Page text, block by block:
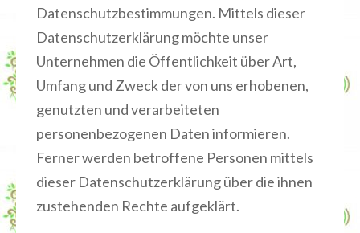
Datenschutzbestimmungen. Mittels dieser
Datenschutzerklärung möchte unser
Unternehmen die Öffentlichkeit über Art,
Umfang und Zweck der von uns erhobenen,
genutzten und verarbeiteten
personenbezogenen Daten informieren.
Ferner werden betroffene Personen mittels
dieser Datenschutzerklärung über die ihnen
zustehenden Rechte aufgeklärt.